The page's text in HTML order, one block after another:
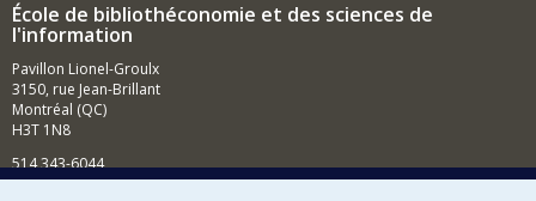
École de bibliothéconomie et des sciences de
l'information
Pavillon Lionel-Groulx
3150, rue Jean-Brillant
Montréal (QC)
H3T 1N8
514 343-6044